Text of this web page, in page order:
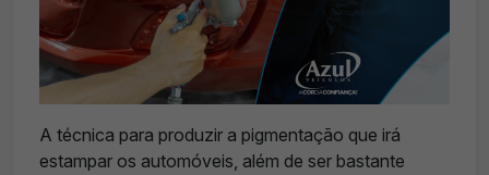
A técnica para produzir a pigmentação que irá
estampar os automóveis, além de ser bastante